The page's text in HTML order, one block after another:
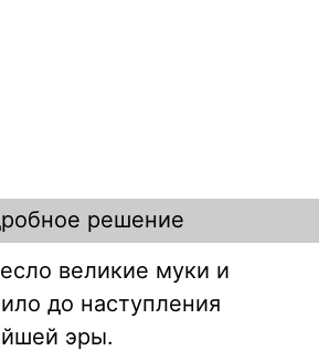
решение
великие муки и
до наступления
эры.